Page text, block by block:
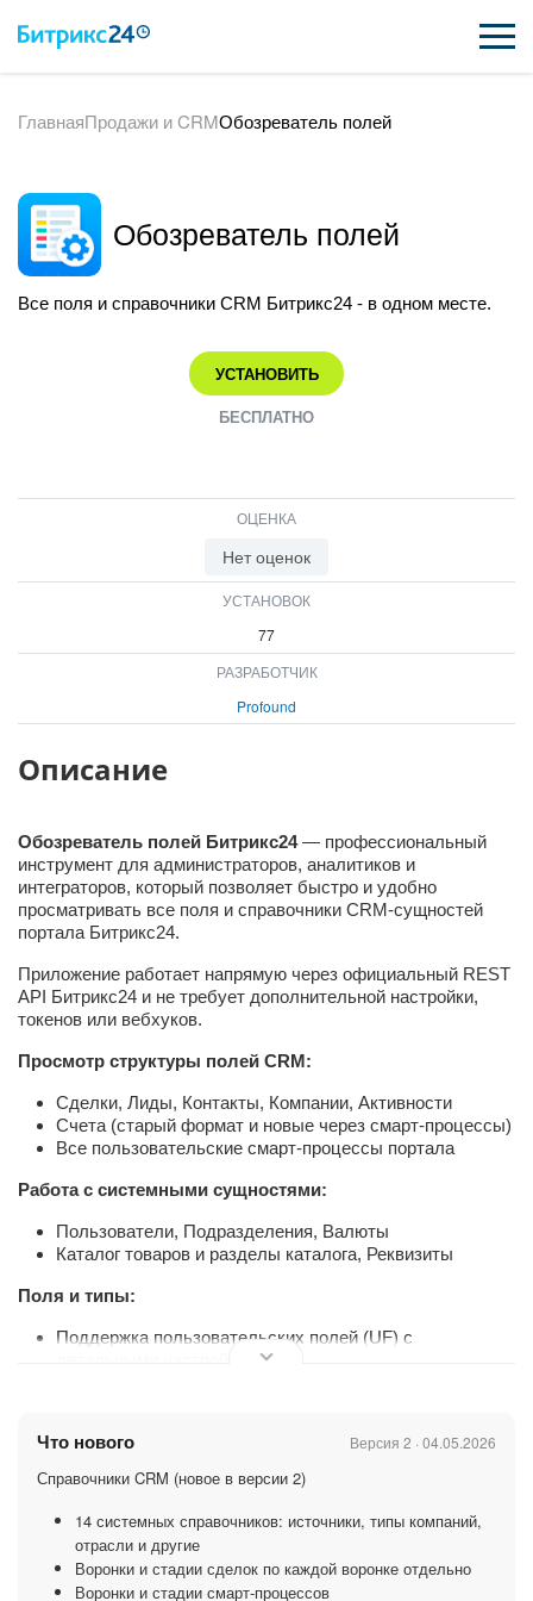
ВОЗМОЖНОСТИ
ИНТЕГРАЦИИ
ВХОД
ВХОД
ГлавнаяПродажи и CRMОбозреватель полей
Обозреватель полей
Все поля и справочники CRM Битрикс24 - в одном месте.
УСТАНОВИТЬ
БЕСПЛАТНО
ОЦЕНКА
Нет оценок
УСТАНОВОК
77
РАЗРАБОТЧИК
Profound
Описание
Обозреватель полей Битрикс24— профессиональный
инструмент для администраторов, аналитиков и
интеграторов, который позволяет быстро и удобно
просматривать все поля и справочники CRM-сущностей
портала Битрикс24.
Приложение работает напрямую через официальный REST
API Битрикс24 и не требует дополнительной настройки,
токенов или вебхуков.
Просмотр структуры полей CRM:
Сделки, Лиды, Контакты, Компании, Активности
Счета (старый формат и новые через смарт-процессы)
Все пользовательские смарт-процессы портала
Работа с системными сущностями:
Пользователи, Подразделения, Валюты
Каталог товаров и разделы каталога, Реквизиты
Поля и типы:
Поддержка пользовательских полей (UF) с
детальными настройками
Корректное отображение пользовательских названий
(formLabel / listLabel / filterLabel / EDIT_FORM_LABEL)
Справочники CRM (новое в версии 2)
14 системных справочников: источники, типы
компаний, отрасли и другие
Что нового Версия 2 · 04.05.2026
Справочники CRM (новое в версии 2)
14 системных справочников: источники, типы компаний,
отрасли и другие
Воронки и стадии сделок по каждой воронке отдельно
Воронки и стадии смарт-процессов